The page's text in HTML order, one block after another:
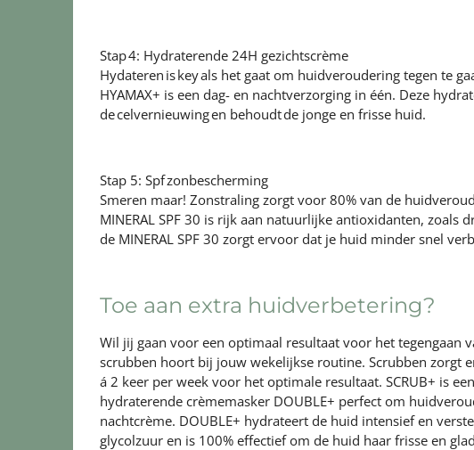
Stap 4: Hydraterende 24H gezichtscrème
Hydateren is key als het gaat om huidveroudering tegen te
HYAMAX+ is een dag- en nachtverzorging in één. Deze
de celvernieuwing en behoudt de jonge en frisse huid.
Stap 5: Spf zonbescherming
Smeren maar! Zonstraling zorgt voor 80% van de
MINERAL SPF 30 is rijk aan natuurlijke antioxidanten,
de MINERAL SPF 30 zorgt ervoor dat je huid minder snel
Toe aan extra huidverbetering?
Wil jij gaan voor een optimaal resultaat voor het tegengaan
scrubben hoort bij jouw wekelijkse routine. Scrubben zorgt
á 2 keer per week voor het optimale resultaat. SCRUB+ is
hydraterende crèmemasker DOUBLE+ perfect om
nachtcrème. DOUBLE+ hydrateert de huid intensief en
glycolzuur en is 100% effectief om de huid haar frisse en